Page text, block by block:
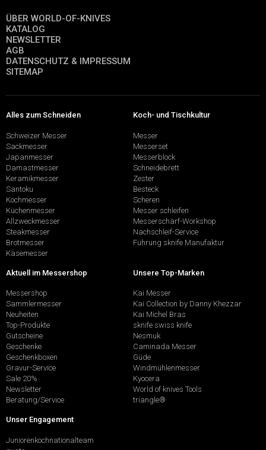
ÜBER WORLD-OF-KNIVES
KATALOG
NEWSLETTER
AGB
DATENSCHUTZ & IMPRESSUM
SITEMAP
Alles zum Schneiden
Schweizer Messer
Sackmesser
Japanmesser
Damastmesser
Keramikmesser
Santoku
Kochmesser
Küchenmesser
Allzweckmesser
Steakmesser
Brotmesser
Käsemesser
Koch- und Tischkultur
Messer
Messerset
Messerblock
Schneidebrett
Zester
Besteck
Scheren
Messer schleifen
Messerschärf-Workshop
Nachschleif-Service
Führung sknife Manufaktur
Aktuell im Messershop
Messershop
Sammlermesser
Neuheiten
Top-Produkte
Gutscheine
Geschenke
Geschenkboxen
Gravur-Service
Sale 20%
Newsletter
Beratung/Service
Unsere Top-Marken
Kai Messer
Kai Collection by Danny Khezzar
Kai Michel Bras
sknife swiss knife
Nesmuk
Caminada Messer
Güde
Windmühlenmesser
Kyocera
World of knives Tools
triangle®
Unser Engagement
Juniorenkochnationalteam